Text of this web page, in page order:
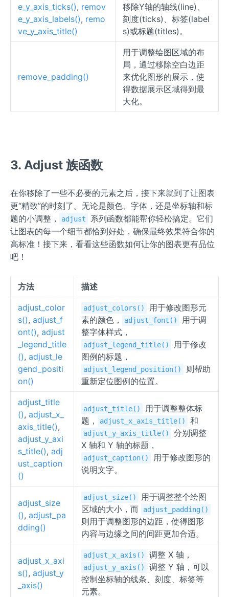
e_y_axis_ticks(), remov
e_y_axis_labels(), remo
ve_y_axis_title()
移除Y轴的轴线(line)、
刻度(ticks)、标签(label
s)或标题(titles)。
remove_padding()
用于调整绘图区域的布
局，通过移除空白边距
来优化图形的展示，使
得数据展示区域得到最
大化。
3. Adjust 族函数
在你移除了一些不必要的元素之后，接下来就到了让图表
更“精致”的时刻了。无论是颜色、字体，还是坐标轴和标
题的小调整，
adjust
系列函数都能帮你轻松搞定。它们
让图表的每一个细节都恰到好处，确保最终效果符合你的
高标准！接下来，看看这些函数如何让你的图表更有品位
吧！
方法 描述
adjust_color
s(), adjust_f
ont(), adjust
_legend_title
(), adjust_le
gend_positi
on()
adjust_colors()
用于修改图形元
素的颜色，
adjust_font()
用于调
整字体样式，
adjust_legend_title()
用于修改
图例的标题，
adjust_legend_position()
则帮助
重新定位图例的位置。
adjust_title
(), adjust_x_
axis_title(),
adjust_y_axi
s_title(), adj
ust_caption
()
adjust_title()
用于调整整体标
题，
adjust_x_axis_title() 和
adjust_y_axis_title()
分别调整
X 轴和 Y 轴的标题，
adjust_caption()
用于修改图形的
说明文字。
adjust_size
(), adjust_pa
dding()
adjust_size()
用于调整整个绘图
区域的大小，而
adjust_padding()
则用于调整图形的边距，使得图形
内容与边缘之间的间距更加合适。
adjust_x_axi
s(), adjust_y
_axis()
adjust_x_axis() 调整 X 轴，
adjust_y_axis()
调整 Y 轴，可以
控制坐标轴的线条、刻度、标签等
元素。